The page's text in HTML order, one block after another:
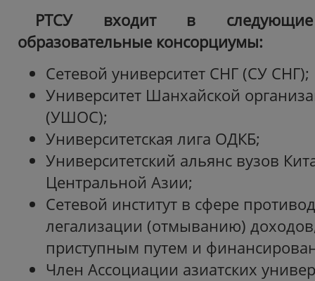
РТСУ входит в следующие
образовательные консорциумы:
Сетевой университет СНГ (СУ СНГ);
Университет Шанхайской
(УШОС);
Университетская лига ОДКБ;
Университетский альянс вузов
Центральной Азии;
Сетевой институт в сфере
легализации (отмыванию)
приступным путем и
Член Ассоциации азиатских